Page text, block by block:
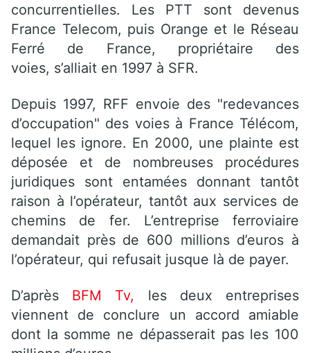
concurrentielles. Les PTT sont devenus
France Telecom, puis Orange et le Réseau
Ferré de France, propriétaire des
voies, s’alliait en 1997 à SFR.
Depuis 1997, RFF envoie des "redevances
d’occupation" des voies à France Télécom,
lequel les ignore. En 2000, une plainte est
déposée et de nombreuses procédures
juridiques sont entamées donnant tantôt
raison à l’opérateur, tantôt aux services de
chemins de fer. L’entreprise ferroviaire
demandait près de 600 millions d’euros à
l’opérateur, qui refusait jusque là de payer.
D’après BFM Tv,
les deux entreprises
viennent de conclure un accord amiable
dont la somme ne dépasserait pas les 100